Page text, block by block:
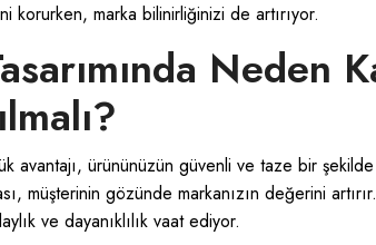
korurken, marka bilinirliğinizi de artırıyor.
Neden
avantajı, ürününüzün güvenli ve taze bir şekilde
müşterinin gözünde markanızın değerini
ve dayanıklılık vaat ediyor.